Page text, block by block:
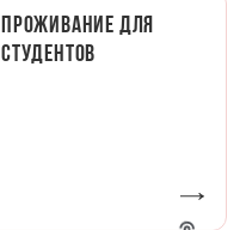
Проживание для
студентов